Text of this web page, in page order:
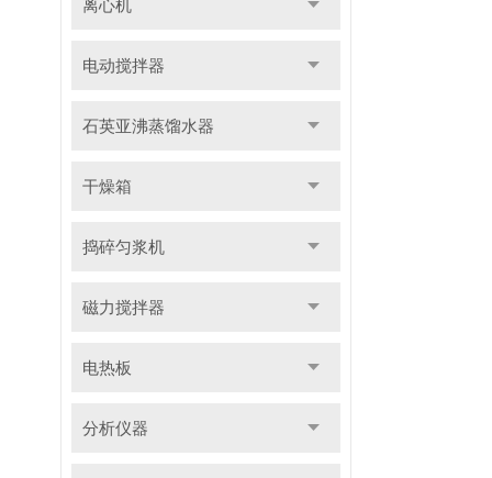
离心机
电动搅拌器
石英亚沸蒸馏水器
干燥箱
捣碎匀浆机
磁力搅拌器
电热板
分析仪器